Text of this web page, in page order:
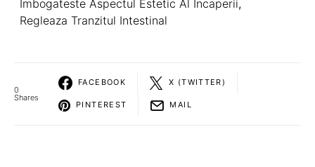
Imbogateste Aspectul Estetic Al Incaperii,
Regleaza Tranzitul Intestinal
0
Shares
FACEBOOK X (TWITTER)
PINTEREST MAIL